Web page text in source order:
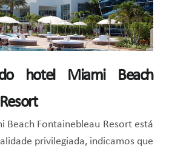
hotel Miami Beach
Beach Fontainebleau Resort está
privilegiada, indicamos que